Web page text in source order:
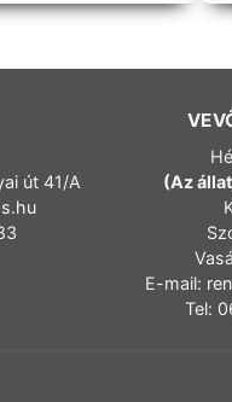
út 41/A
(Az
E-mail:
Tel: